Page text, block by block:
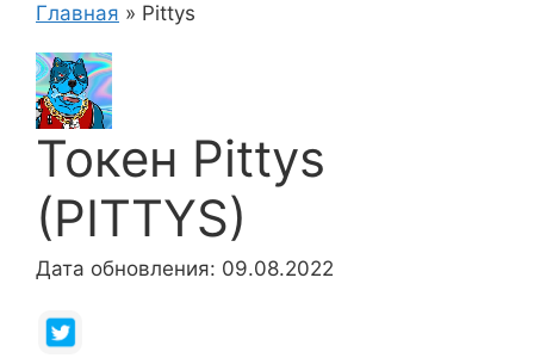
Главная » Pittys
Токен Pittys
(PITTYS)
Дата обновления: 09.08.2022